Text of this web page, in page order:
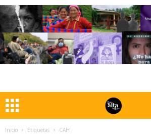
Inicio Etiquetas CAH